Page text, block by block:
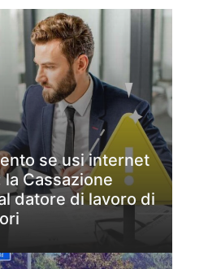
se usi internet
Cassazione
datore di lavoro di